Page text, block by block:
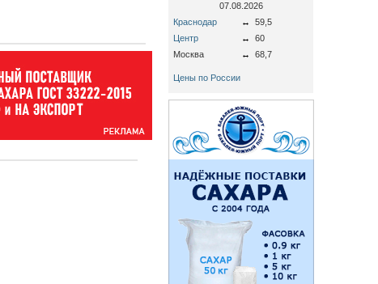
07.08.2026
Краснодар
↔
59,5
Центр
↔
60
Москва
↔ 68,7
Цены по России